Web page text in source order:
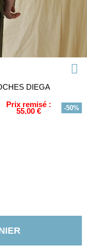
DIEGA
Prix remisé :
55,00 € -50%